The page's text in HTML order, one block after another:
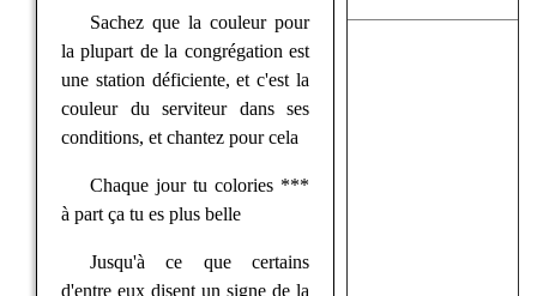
Sachez que la couleur pour
la plupart de la congrégation est
une station déficiente, et c'est la
couleur du serviteur dans ses
conditions, et chantez pour cela
Chaque jour tu colories ***
à part ça tu es plus belle
Jusqu'à ce que certains
d'entre eux disent un signe de la